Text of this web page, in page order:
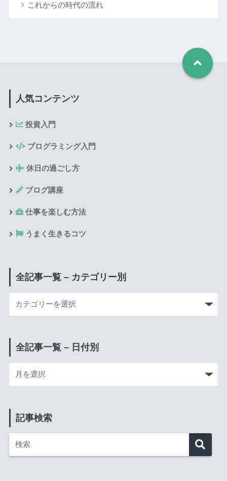
これからの時代の流れ
人気コンテンツ
投資入門
プログラミング入門
休日の過ごし方
ブログ講座
仕事を楽しむ方法
うまく生きるコツ
全記事一覧 – カテゴリー別
全記事一覧 – 日付別
記事検索